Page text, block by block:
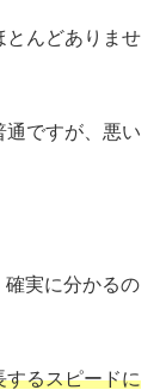
とんどありませ
通ですが、悪い
実に分かるの
するスピードに